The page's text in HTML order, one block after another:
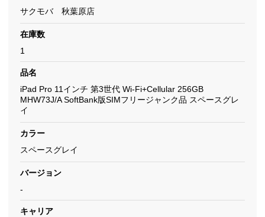
サクモバ 秋葉原店
在庫数
1
品名
iPad Pro 11インチ 第3世代 Wi-Fi+Cellular 256GB
MHW73J/A SoftBank版SIMフリージャンク品 スペースグレ
イ
カラー
スペースグレイ
バージョン
-
キャリア